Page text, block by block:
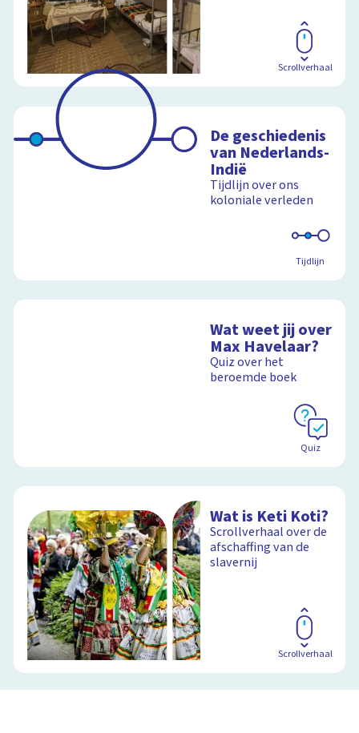
Scrollverhaal
De geschiedenis
van Nederlands-
Indië
Tijdlijn over ons
koloniale verleden
Tijdlijn
Wat weet jij over
Max Havelaar?
Quiz over het
beroemde boek
Quiz
Wat is Keti Koti?
Scrollverhaal over de
afschaffing van de
slavernij
Scrollverhaal